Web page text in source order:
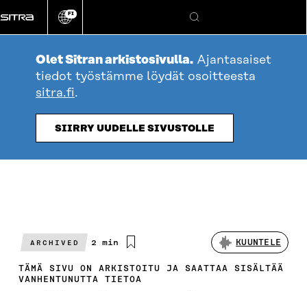
suoraan
sisältöön
Vaihda
kieli
FI
Hae
Olet Sitran arkistosivulla. Ajantasaiset
tiedot työstämme löydät osoitteesta
sitra.fi.
SIIRRY UUDELLE SIVUSTOLLE
ARCHIVED
Arvioitu
2 min KUUNTELE
TÄMÄ SIVU ON ARKISTOITU JA SAATTAA SISÄLTÄÄ
VANHENTUNUTTA TIETOA